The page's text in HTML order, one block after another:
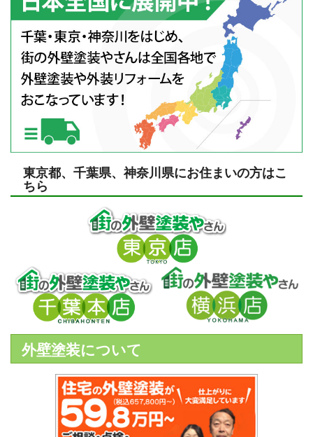
東京都、千葉県、神奈川県にお住まいの方はこ
ちら
外壁塗装について